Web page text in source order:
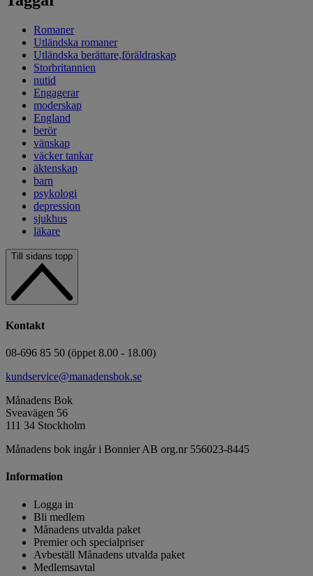
Romaner
Utländska romaner
Utländska berättare,föräldraskap
Storbritannien
nutid
Engagerar
moderskap
England
berör
vänskap
väcker tankar
äktenskap
barn
psykologi
depression
sjukhus
läkare
Till sidans topp
Kontakt
08-696 85 50 (öppet 8.00 - 18.00)
kundservice@manadensbok.se
Månadens Bok
Sveavägen 56
111 34 Stockholm
Månadens bok ingår i Bonnier AB org.nr 556023-8445
Information
Logga in
Bli medlem
Månadens utvalda paket
Premier och specialpriser
Avbeställ Månadens utvalda paket
Medlemsavtal